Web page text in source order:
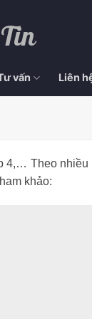
vấn Liên
4,… Theo
khảo: